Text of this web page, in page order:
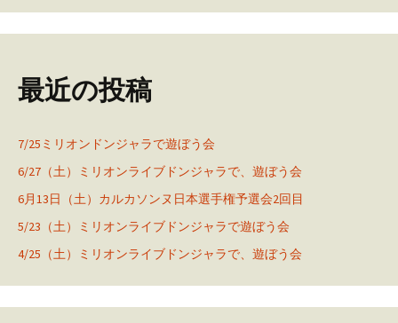
最近の投稿
7/25ミリオンドンジャラで遊ぼう会
6/27（土）ミリオンライブドンジャラで、遊ぼう会
6月13日（土）カルカソンヌ日本選手権予選会2回目
5/23（土）ミリオンライブドンジャラで遊ぼう会
4/25（土）ミリオンライブドンジャラで、遊ぼう会